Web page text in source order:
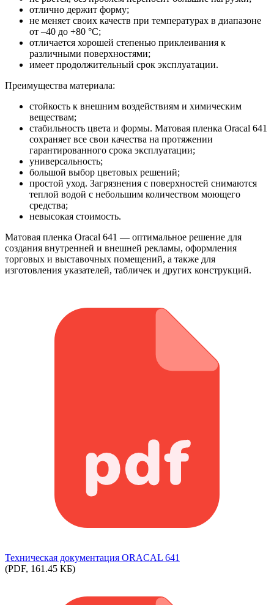
отлично держит форму;
не меняет своих качеств при температурах в диапазоне
от –40 до +80 °С;
отличается хорошей степенью приклеивания к
различными поверхностями;
имеет продолжительный срок эксплуатации.
Преимущества материала:
стойкость к внешним воздействиям и химическим
веществам;
стабильность цвета и формы. Матовая пленка Oracal 641
сохраняет все свои качества на протяжении
гарантированного срока эксплуатации;
универсальность;
большой выбор цветовых решений;
простой уход. Загрязнения с поверхностей снимаются
теплой водой с небольшим количеством моющего
средства;
невысокая стоимость.
Матовая пленка Oracal 641 — оптимальное решение для
создания внутренней и внешней рекламы, оформления
торговых и выставочных помещений, а также для
изготовления указателей, табличек и других конструкций.
Техническая документация ORACAL 641
(PDF, 161.45 КБ)